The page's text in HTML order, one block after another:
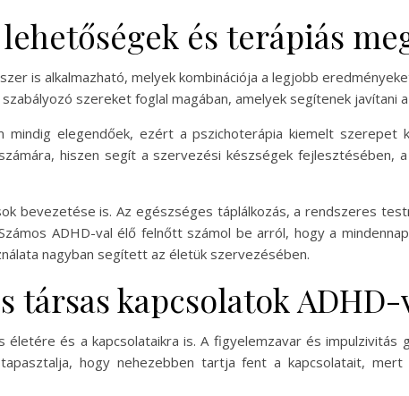
és terápiás
is alkalmazható, melyek kombinációja a legjobb
szereket foglal magában, amelyek segítenek javítani
mindig elegendőek, ezért a pszichoterápia kiemelt szerepet
hiszen segít a szervezési készségek fejlesztésében,
bevezetése is. Az egészséges táplálkozás, a rendszeres
ADHD-val élő felnőtt számol be arról, hogy a
nagyban segített az életük szervezésében.
társas kapcsolatok ADHD-
és a kapcsolataikra is. A figyelemzavar és impulzivitás
hogy nehezebben tartja fent a kapcsolatait,